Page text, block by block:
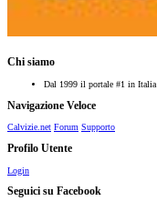
Chi siamo
Dal 1999 il portale #1 in Italia
Navigazione Veloce
Calvizie.net Forum Supporto
Profilo Utente
Login
Seguici su Facebook